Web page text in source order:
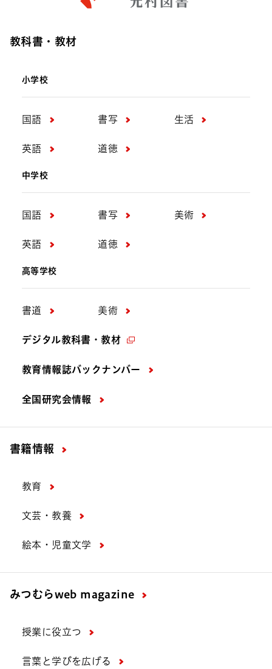
教科書・教材
小学校
国語 書写 生活
英語 道徳
中学校
国語 書写 美術
英語 道徳
高等学校
書道 美術
デジタル教科書・教材
教育情報誌バックナンバー
全国研究会情報
書籍情報
教育
文芸・教養
絵本・児童文学
みつむらweb magazine
授業に役立つ
言葉と学びを広げる